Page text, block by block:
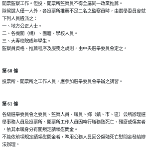
開票監察工作。但投、開票所監察員不得全屬同一政黨推薦。
除候選人僅一人外，各投票所推薦不足二名之監察員時，由選舉委員會就
下列人員遴派之：
一、地方公正人士。
二、各機關（構）、團體、學校人員。
三、大專校院成年學生。
監察員資格、推薦程序及服務之規則，由中央選舉委員會定之。
第 60 條
投票所、開票所之工作人員，應參加選舉委員會舉辦之講習。
第 61 條
各級選舉委員會之委員、監察人員、職員、鄉（鎮、市、區）公所辦理選
舉事務人員及投票所、開票所工作人員因執行職務致死亡、殘廢或傷害者
，依其本職身分有關規定請領慰問金。
不能依前項規定請領慰問金者，準用公務人員因公傷殘死亡慰問金發給辦
法辦理。